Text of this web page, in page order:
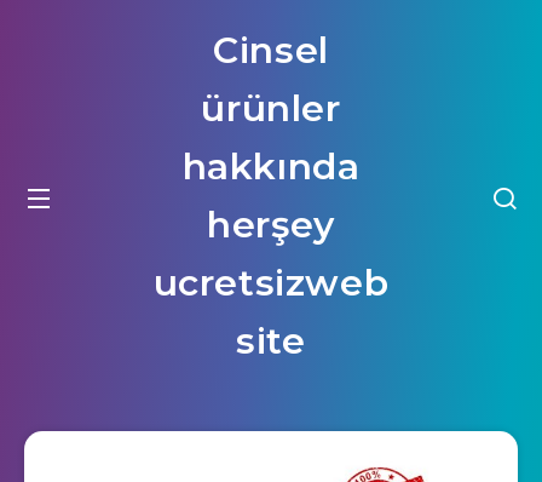
Cinsel
ürünler
hakkında
herşey
ucretsizweb
site